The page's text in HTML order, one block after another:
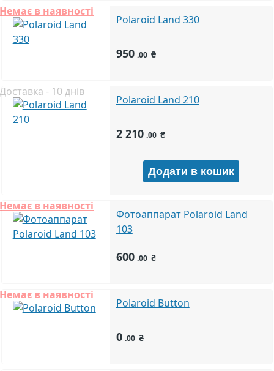
Немає в наявності
Polaroid Land 330
950 .00 ₴
Доставка - 10 днів
Polaroid Land 210
2 210 .00 ₴
Немає в наявності
Фотоаппарат Polaroid Land
103
600 .00 ₴
Немає в наявності
Polaroid Button
0 .00 ₴